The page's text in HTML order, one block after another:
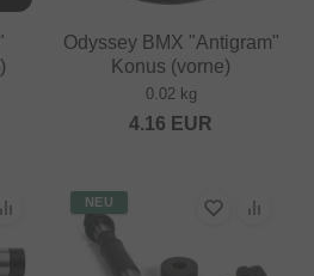
Odyssey BMX "Antigram"
Konus (vorne)
0.02 kg
4.16 EUR
NEU